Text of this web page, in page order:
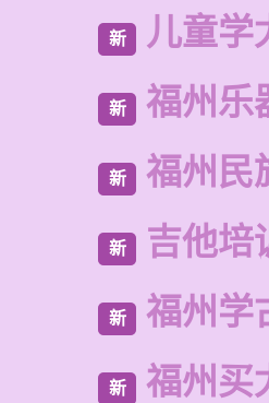
新 儿童学
新 福州乐
新 福州民
新 吉他培
新 福州学
新 福州买